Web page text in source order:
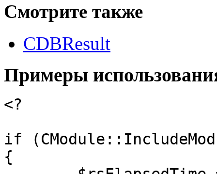
Смотрите также
CDBResult
Примеры
<?
if
{